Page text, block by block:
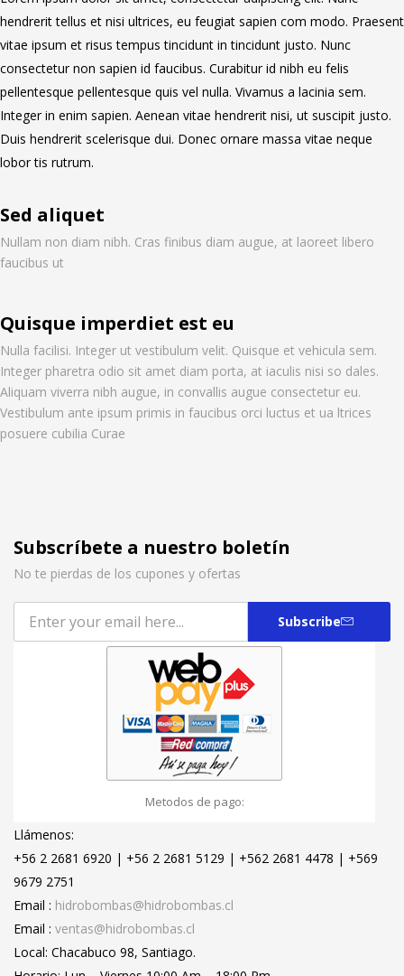
hendrerit tellus et nisi ultrices, eu feugiat sapien com modo. Praesent
vitae ipsum et risus tempus tincidunt in tincidunt justo. Nunc
consectetur non sapien id faucibus. Curabitur id nibh eu felis
pellentesque pellentesque quis vel nulla. Vivamus a lacinia sem.
Integer in enim sapien. Aenean vitae hendrerit nisi, ut suscipit justo.
Duis hendrerit scelerisque dui. Donec ornare massa vitae neque
lobor tis rutrum.
Sed aliquet
Nullam non diam nibh. Cras finibus diam augue, at laoreet libero
faucibus ut
Quisque imperdiet est eu
Nulla facilisi. Integer ut vestibulum velit. Quisque et vehicula sem.
Integer pharetra odio sit amet diam porta, at iaculis nisi so dales.
Aliquam viverra nibh augue, in convallis augue consectetur eu.
Vestibulum ante ipsum primis in faucibus orci luctus et ua ltrices
posuere cubilia Curae
Subscríbete a nuestro boletín
No te pierdas de los cupones y ofertas
Subscribe
Metodos de pago:
Llámenos:
+56 2 2681 6920 | +56 2 2681 5129 | +562 2681 4478 | +569
9679 2751
Email : hidrobombas@hidrobombas.cl
Email : ventas@hidrobombas.cl
Local: Chacabuco 98, Santiago.